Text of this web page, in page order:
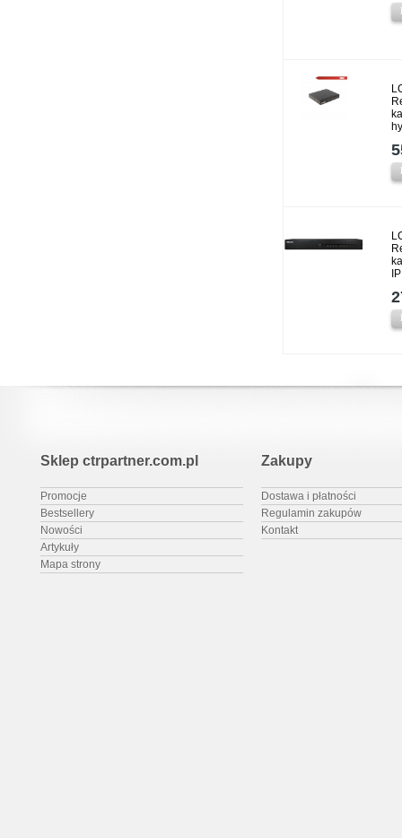
IP
Sklep ctrpartner.com.pl
Promocje
Bestsellery
Nowości
Artykuły
Mapa strony
Zakupy
Dostawa i płatności
Regulamin zakupów
Kontakt